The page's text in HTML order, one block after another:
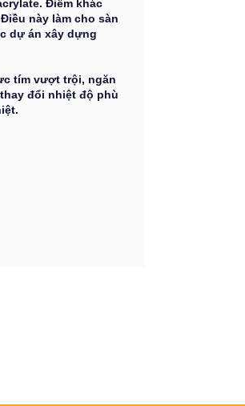
Điểm khác
này làm cho sàn
dự án xây dựng
tím vượt trội, ngăn
đổi nhiệt độ phù